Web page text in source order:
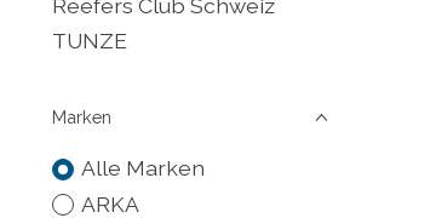
Reefers Club Schweiz
TUNZE
Marken
Alle Marken
ARKA